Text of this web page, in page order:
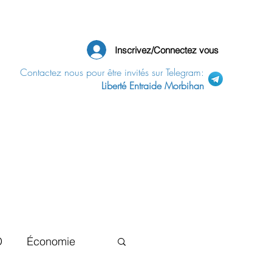
Inscrivez/Connectez vous
Contactez nous pour être invités sur Telegram:
Liberté Entraide Morbihan
Économie